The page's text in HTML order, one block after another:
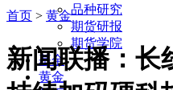
品种研究
期货研报
期货学院
基金
黄金
首页 > 黄金
新闻联播：长